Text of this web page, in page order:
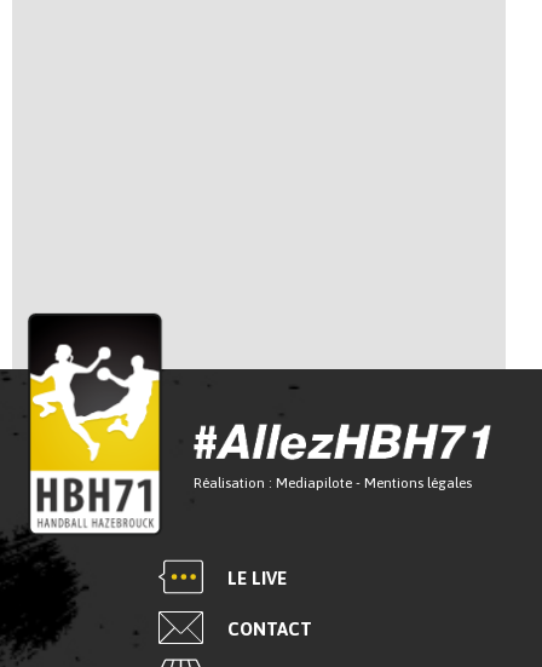
Réalisation : Mediapilote - Mentions légales
LE LIVE
CONTACT